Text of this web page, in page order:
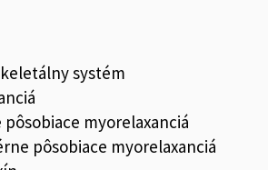
systém
myorelaxanciá
pôsobiace myorelaxanciá